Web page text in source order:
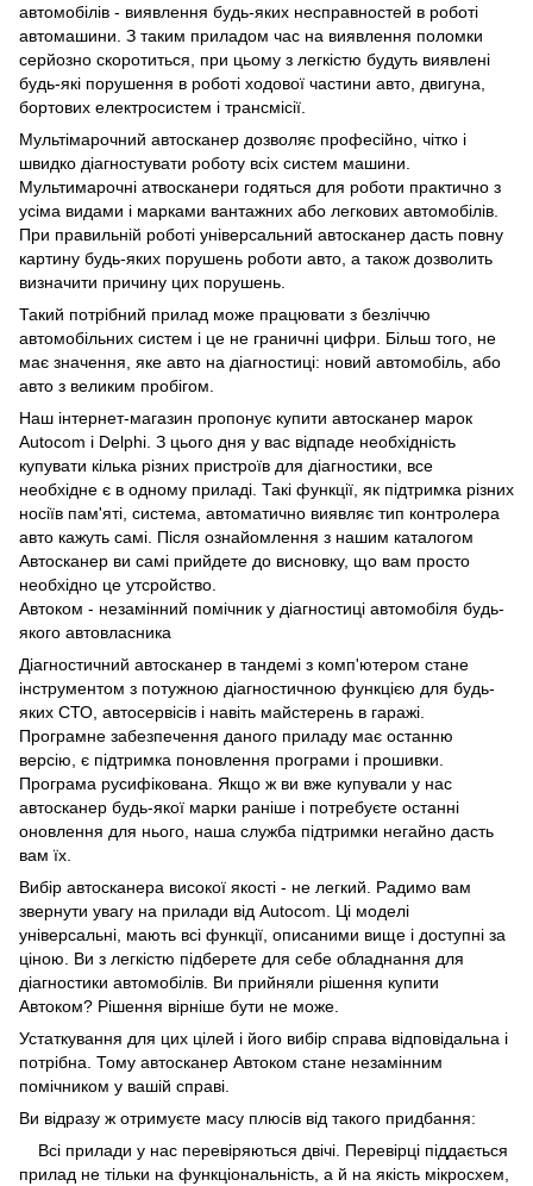
автомобілів - виявлення будь-яких несправностей в роботі
автомашини. З таким приладом час на виявлення поломки
серйозно скоротиться, при цьому з легкістю будуть виявлені
будь-які порушення в роботі ходової частини авто, двигуна,
бортових електросистем і трансмісії.
Мультімарочний автосканер дозволяє професійно, чітко і
швидко діагностувати роботу всіх систем машини.
Мультимарочні атвосканери годяться для роботи практично з
усіма видами і марками вантажних або легкових автомобілів.
При правильній роботі універсальний автосканер дасть повну
картину будь-яких порушень роботи авто, а також дозволить
визначити причину цих порушень.
Такий потрібний прилад може працювати з безліччю
автомобільних систем і це не граничні цифри. Більш того, не
має значення, яке авто на діагностиці: новий автомобіль, або
авто з великим пробігом.
Наш інтернет-магазин пропонує купити автосканер марок
Autocom і Delphi. З цього дня у вас відпаде необхідність
купувати кілька різних пристроїв для діагностики, все
необхідне є в одному приладі. Такі функції, як підтримка різних
носіїв пам'яті, система, автоматично виявляє тип контролера
авто кажуть самі. Після ознайомлення з нашим каталогом
Автосканер ви самі прийдете до висновку, що вам просто
необхідно це утсройство.
Автоком - незамінний помічник у діагностиці автомобіля будь-
якого автовласника
Діагностичний автосканер в тандемі з комп'ютером стане
інструментом з потужною діагностичною функцією для будь-
яких СТО, автосервісів і навіть майстерень в гаражі.
Програмне забезпечення даного приладу має останню
версію, є підтримка поновлення програми і прошивки.
Програма русифікована. Якщо ж ви вже купували у нас
автосканер будь-якої марки раніше і потребуєте останні
оновлення для нього, наша служба підтримки негайно дасть
вам їх.
Вибір автосканера високої якості - не легкий. Радимо вам
звернути увагу на прилади від Autocom. Ці моделі
універсальні, мають всі функції, описаними вище і доступні за
ціною. Ви з легкістю підберете для себе обладнання для
діагностики автомобілів. Ви прийняли рішення купити
Автоком? Рішення вірніше бути не може.
Устаткування для цих цілей і його вибір справа відповідальна і
потрібна. Тому автосканер Автоком стане незамінним
помічником у вашій справі.
Ви відразу ж отримуєте масу плюсів від такого придбання:
Всі прилади у нас перевіряються двічі. Перевірці піддається
прилад не тільки на функціональність, а й на якість мікросхем,